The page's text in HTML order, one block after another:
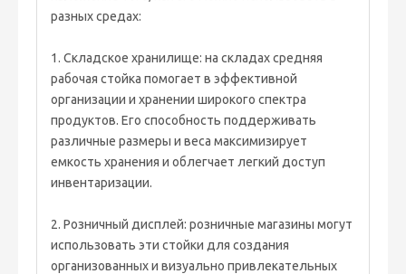
разных средах:
1. Складское хранилище: на складах средняя
рабочая стойка помогает в эффективной
организации и хранении широкого спектра
продуктов. Его способность поддерживать
различные размеры и веса максимизирует
емкость хранения и облегчает легкий доступ
инвентаризации.
2. Розничный дисплей: розничные магазины могут
использовать эти стойки для создания
организованных и визуально привлекательных